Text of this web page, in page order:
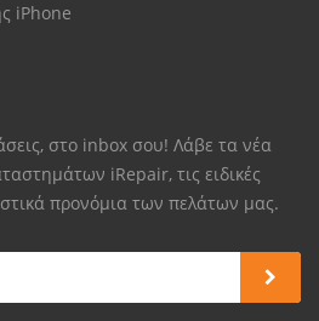
iPhone
στο inbox σου! Λάβε τα νέα
iRepair, τις ειδικές
προνόμια των πελάτων μας.